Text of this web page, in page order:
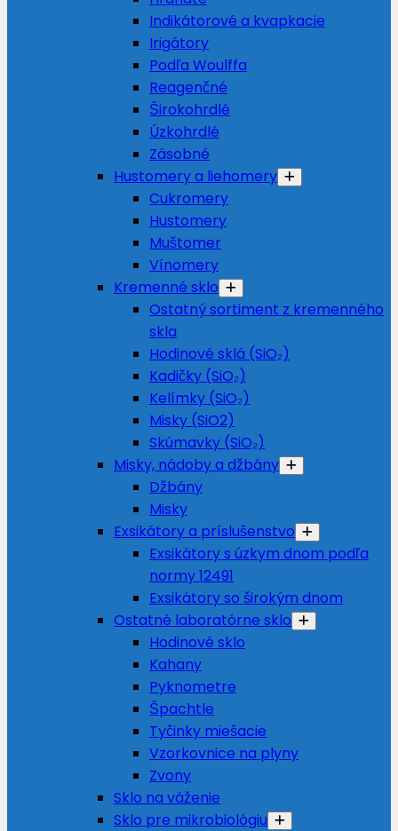
Indikátorové a kvapkacie
Irigátory
Podľa Woulffa
Reagenčné
Širokohrdlé
Úzkohrdlé
Zásobné
Hustomery a liehomery
Cukromery
Hustomery
Muštomer
Vínomery
Kremenné sklo
Ostatný sortiment z kremenného
skla
Hodinové sklá (SiO₂)
Kadičky (SiO₂)
Kelímky (SiO₂)
Misky (SiO2)
Skúmavky (SiO₂)
Misky, nádoby a džbány
Džbány
Misky
Exsikátory a príslušenstvo
Exsikátory s úzkym dnom podľa
normy 12491
Exsikátory so širokým dnom
Ostatné laboratórne sklo
Hodinové sklo
Kahany
Pyknometre
Špachtle
Tyčinky miešacie
Vzorkovnice na plyny
Zvony
Sklo na váženie
Sklo pre mikrobiológiu